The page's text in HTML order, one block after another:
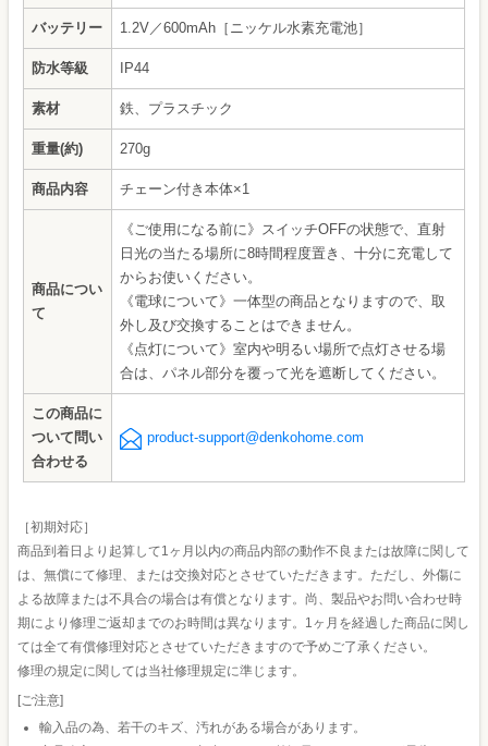
バッテリー 1.2V／600mAh［ニッケル水素充電池］
防水等級 IP44
素材 鉄、プラスチック
重量(約) 270g
商品内容 チェーン付き本体×1
商品につい
て
《ご使用になる前に》スイッチOFFの状態で、直射
日光の当たる場所に8時間程度置き、十分に充電して
からお使いください。
《電球について》一体型の商品となりますので、取
外し及び交換することはできません。
《点灯について》室内や明るい場所で点灯させる場
合は、パネル部分を覆って光を遮断してください。
この商品に
ついて問い
合わせる
product-support@denkohome.com
［初期対応］
商品到着日より起算して1ヶ月以内の商品内部の動作不良または故障に関して
は、無償にて修理、または交換対応とさせていただきます。ただし、外傷に
よる故障または不具合の場合は有償となります。尚、製品やお問い合わせ時
期により修理ご返却までのお時間は異なります。1ヶ月を経過した商品に関し
ては全て有償修理対応とさせていただきますので予めご了承ください。
修理の規定に関しては当社修理規定に準じます。
[ご注意]
輸入品の為、若干のキズ、汚れがある場合があります。